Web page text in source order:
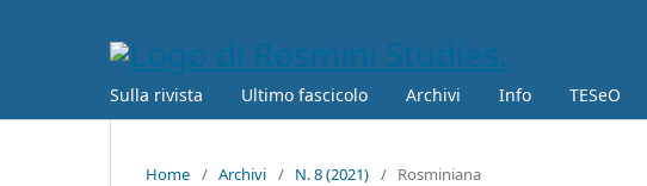
Sulla rivista Ultimo fascicolo Archivi Info TESeO
Home / Archivi / N. 8 (2021) / Rosminiana